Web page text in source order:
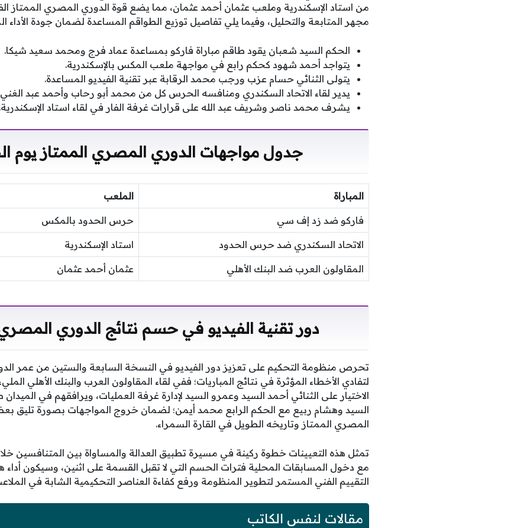
من استاد الإسكندرية وملعب عثمان أحمد عثمان، مما يضع قوة الدوري المصري الممتاز
مجهر المتابعة والتحليل، وفيما يلي تفاصيل توزيع الطواقم المساعدة لضمان جودة الأداء
الحكم السيد شعبان يقود طاقم مباراة فاركو بمساعدة عماد فرج ومحمد سعيد شيكا.
يتواجد أحمد شهود كحكم رابع في مواجهة ملعب المكس بالإسكندرية.
يتولى الثنائي حسام عزب ورجب محمد الرقابة عبر تقنية الفيديو المساعدة.
يدير لقاء الاتحاد السكندري ومنافسه الحرس كل من محمد أبو رحاب وأحمد عبد
يشرف محمد ناصر وشريف عبد الله على قرارات غرفة الفار في لقاء استاد الإسكندرية.
جدول مواجهات الدوري المصري الممتاز يوم
المباراة الملعب
فاركو ضد زد إف سي حرس الحدود بالمكس
الاتحاد السكندري ضد حرس الحدود استاد الإسكندرية
المقاولون العرب ضد البنك الأهلي عثمان أحمد عثمان
دور تقنية الفيديو في حسم نتائج الدوري المصري
تحرص منظومة التحكيم على تعزيز دور الفيديو في النسخة السابعة والستين من عمر
لتفادي الأخطاء المؤثرة في نتائج المباريات؛ ففي لقاء المقاولون العرب والبنك الأهلي
الاختيار على الثنائي أحمد السيد وعمرو السيد لإدارة غرفة العمليات، ويرافقهم في
السيد وهشام ربيع مع الحكم الرابع محمد أيمن؛ لضمان خروج المواجهات بصورة تليق
المصري الممتاز وتاريخه الطويل في القارة السمراء.
تمثل هذه التعيينات خطوة ركينة في مسيرة تطبيق العدالة والمساواة بين المتنافسين
مع دخول المسابقات المحلية فترات الحسم التي لا تقبل القسمة على اثنين، وسيكون أداء
التقييم الفني المستمر لتطوير المنظومة ورفع كفاءة العناصر التحكيمية الشابة في
مقالات لنفس الكاتب